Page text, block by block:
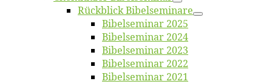
Rück­blick Bibelseminare
Bi­bel­se­mi­nar 2025
Bi­bel­se­mi­nar 2024
Bi­bel­se­mi­nar 2023
Bi­bel­se­mi­nar 2022
Bi­bel­se­mi­nar 2021